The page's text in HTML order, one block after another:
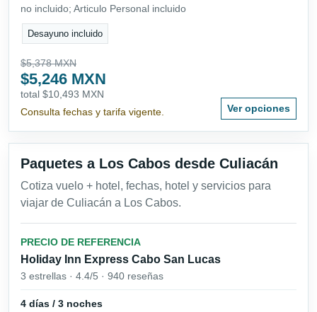
no incluido; Articulo Personal incluido
Desayuno incluido
$5,378 MXN
$5,246 MXN
total $10,493 MXN
Consulta fechas y tarifa vigente.
Ver opciones
Paquetes a Los Cabos desde Culiacán
Cotiza vuelo + hotel, fechas, hotel y servicios para
viajar de Culiacán a Los Cabos.
PRECIO DE REFERENCIA
Holiday Inn Express Cabo San Lucas
3 estrellas · 4.4/5 · 940 reseñas
4 días / 3 noches